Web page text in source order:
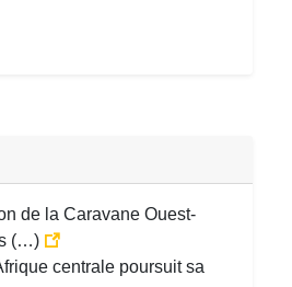
de la Caravane Ouest-
(…)
centrale poursuit sa